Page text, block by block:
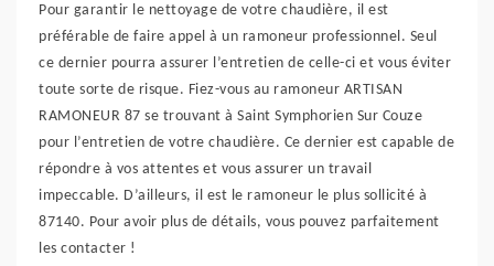
Pour garantir le nettoyage de votre chaudière, il est
préférable de faire appel à un ramoneur professionnel. Seul
ce dernier pourra assurer l’entretien de celle-ci et vous éviter
toute sorte de risque. Fiez-vous au ramoneur ARTISAN
RAMONEUR 87 se trouvant à Saint Symphorien Sur Couze
pour l’entretien de votre chaudière. Ce dernier est capable de
répondre à vos attentes et vous assurer un travail
impeccable. D’ailleurs, il est le ramoneur le plus sollicité à
87140. Pour avoir plus de détails, vous pouvez parfaitement
les contacter !